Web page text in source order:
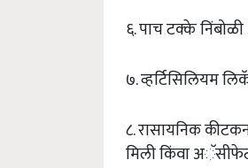
६. पाच टक्के निंबोळी
७. व्हर्टिसिलियम
८. रासायनिक
मिली किंवा अॅसीफेट